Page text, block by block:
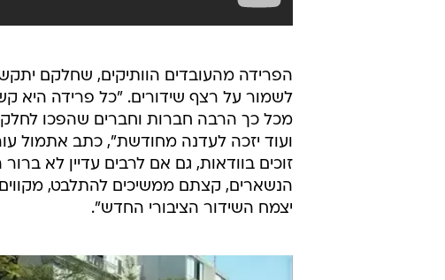
הפרידה מהעובדים הוותיקים, שחלקם
לשמור על רצף שידורים. "כל פרידה היא
מכל כך הרבה חברות וחברים שהפכו לחלק
ועוד יזכה לעדנה מחודשת", כתב אתמול
זוכים בוודאות, גם אם לרבים עדיין לא
הנשארים, קצתם ממשיכים להתלבט,
יצמח השידור הציבורי החדש".